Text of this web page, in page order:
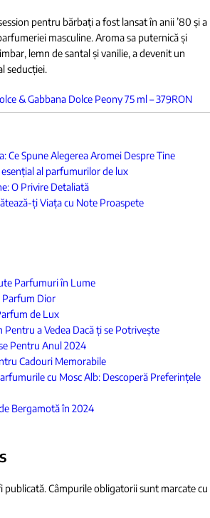
pentru bărbați a fost lansat în anii ’80 și a
masculine. Aroma sa puternică și
lemn de santal și vanilie, a devenit un
seducției.
& Gabbana Dolce Peony 75 ml – 379RON
Ce Spune Alegerea Aromei Despre Tine
al parfumurilor de lux
O Privire Detaliată
ți Viața cu Note Proaspete
Parfumuri în Lume
Parfum Dior
de Lux
Pentru a Vedea Dacă ți se Potrivește
Pentru Anul 2024
Cadouri Memorabile
cu Mosc Alb: Descoperă Preferințele
Bergamotă în 2024
publicată. Câmpurile obligatorii sunt marcate cu